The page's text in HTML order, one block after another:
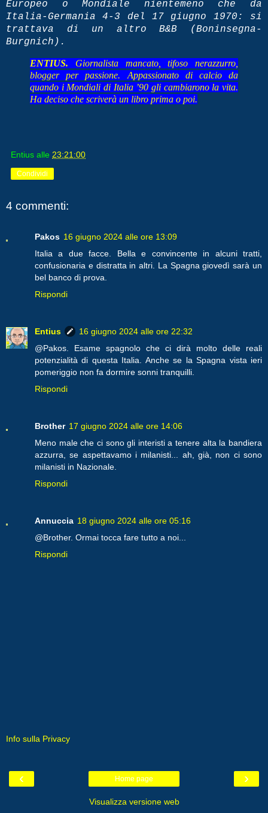
Europeo o Mondiale nientemeno che da
Italia-Germania 4-3 del 17 giugno 1970: si
trattava di un altro B&B (Boninsegna-
Burgnich).
ENTIUS. Giornalista mancato, tifoso nerazzurro,
blogger per passione. Appassionato di calcio da
quando i Mondiali di Italia ’90 gli cambiarono la vita.
Ha deciso che scriverà un libro prima o poi.
Entius alle 23:21:00
Condividi
4 commenti:
Pakos 16 giugno 2024 alle ore 13:09
Italia a due facce. Bella e convincente in alcuni tratti,
confusionaria e distratta in altri. La Spagna giovedì sarà un
bel banco di prova.
Rispondi
Entius
16 giugno 2024 alle ore 22:32
@Pakos. Esame spagnolo che ci dirà molto delle reali
potenzialità di questa Italia. Anche se la Spagna vista ieri
pomeriggio non fa dormire sonni tranquilli.
Rispondi
Brother 17 giugno 2024 alle ore 14:06
Meno male che ci sono gli interisti a tenere alta la bandiera
azzurra, se aspettavamo i milanisti... ah, già, non ci sono
milanisti in Nazionale.
Rispondi
Annuccia 18 giugno 2024 alle ore 05:16
@Brother. Ormai tocca fare tutto a noi...
Rispondi
Info sulla Privacy
‹ ›
Home page
Visualizza versione web